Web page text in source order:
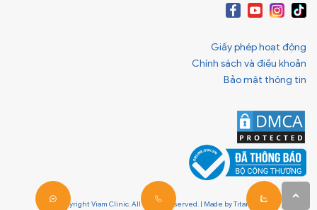
Giấy phép hoạt động
Chính sách và điều khoản
Bảo mật thông tin
© Copyright Viam Clinic. All Rights Reserved. | Made byTitanweb